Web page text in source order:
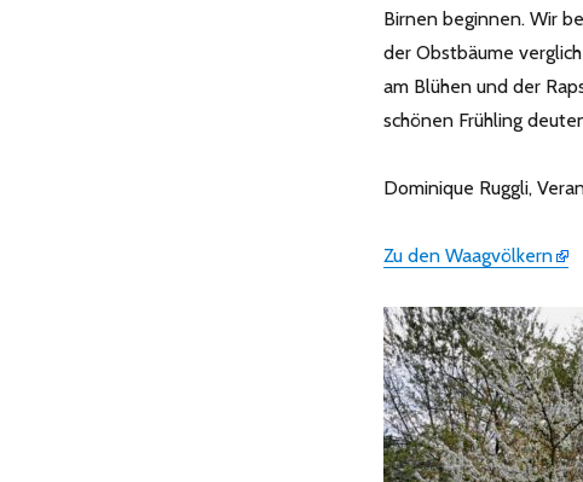
Birnen beginnen. Wir
der Obstbäume
am Blühen und der
schönen Frühling
Dominique Ruggli,
Zu den Waagvölkern